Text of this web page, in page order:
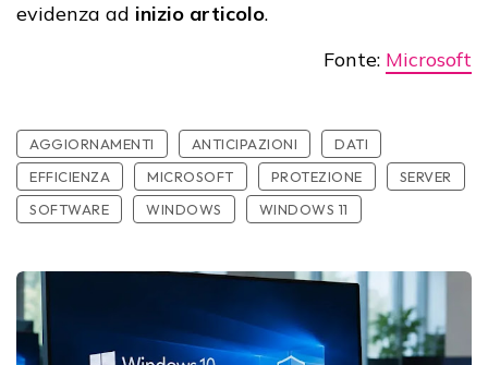
evidenza ad inizio articolo.
Fonte: Microsoft
AGGIORNAMENTI ANTICIPAZIONI
DATI
EFFICIENZA
MICROSOFT PROTEZIONE
SERVER
SOFTWARE
WINDOWS WINDOWS 11